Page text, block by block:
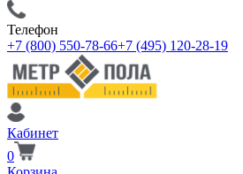
Телефон
+7 (800) 550-78-66+7 (495) 120-28-19
Кабинет
0